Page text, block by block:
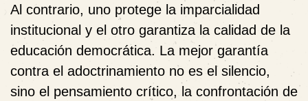
Al contrario, uno protege la imparcialidad
institucional y el otro garantiza la calidad de la
educación democrática. La mejor garantía
contra el adoctrinamiento no es el silencio,
sino el pensamiento crítico, la confrontación de